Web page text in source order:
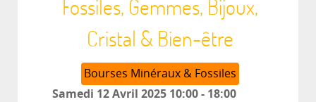
Fossiles, Gemmes, Bijoux,
Cristal & Bien-être
Bourses Minéraux & Fossiles
Samedi 12 Avril 2025 10:00- 18:00